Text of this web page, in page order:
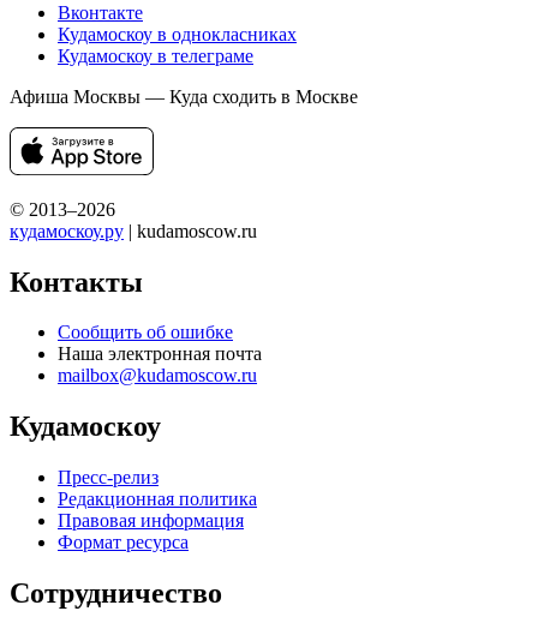
Вконтакте
Кудамоскоу в однокласниках
Кудамоскоу в телеграме
Афиша Москвы — Куда сходить в Москве
© 2013–2026
кудамоскоу.ру | kudamoscow.ru
Контакты
Сообщить об ошибке
Наша электронная почта
mailbox@kudamoscow.ru
Кудамоскоу
Пресс-релиз
Редакционная политика
Правовая информация
Формат ресурса
Сотрудничество